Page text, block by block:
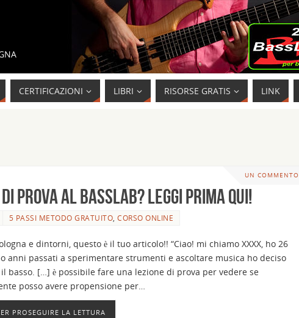
CERTIFICAZIONI LIBRI RISORSE GRATIS LINK
UN COMMENTO
prova al BassLab? Leggi prima qui!
5 PASSI METODO GRATUITO CORSO ONLINE
e dintorni, questo è il tuo articolo!! “Ciao! mi chiamo XXXX, ho 26
anni passati a sperimentare strumenti e ascoltare musica ho deciso
basso. […] è possibile fare una lezione di prova per vedere se
posso avere propensione per…
PROSEGUIRE LA LETTURA